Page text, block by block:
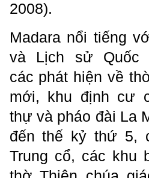
2008).
Madara nổi tiếng
và Lịch sử Quốc
các phát hiện về
mới, khu định cư
thự và pháo đài La
đến thế kỷ thứ 5,
Trung cổ, các khu